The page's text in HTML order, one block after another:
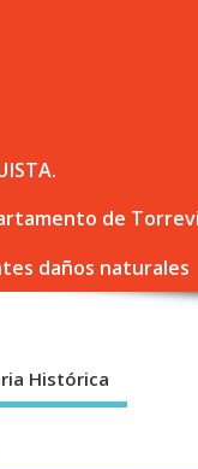
de
daños naturales
Histórica